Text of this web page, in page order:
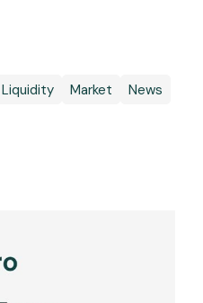
Liquidity Market
News